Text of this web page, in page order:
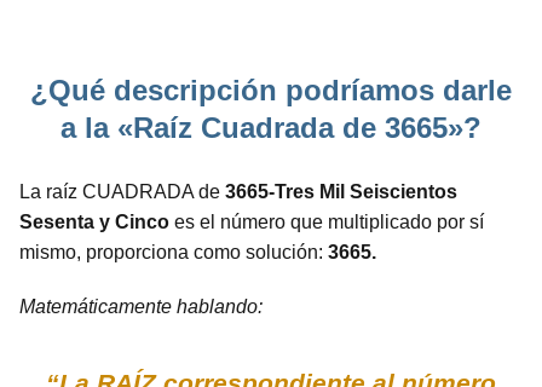
¿Qué descripción podríamos darle
a la «Raíz Cuadrada de 3665»?
La raíz CUADRADA de 3665-Tres Mil Seiscientos
Sesenta y Cinco es el número que multiplicado por sí
mismo, proporciona como solución: 3665.
Matemáticamente hablando: